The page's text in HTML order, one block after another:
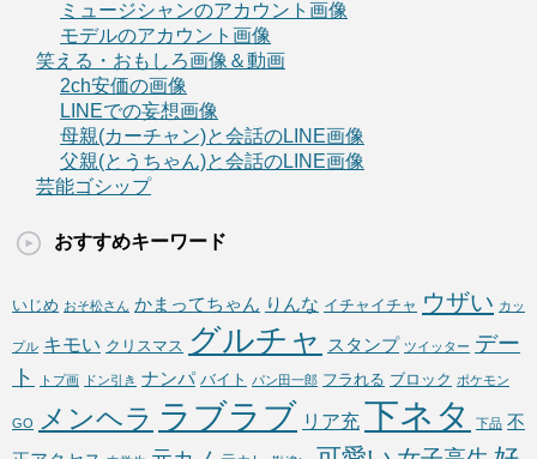
ミュージシャンのアカウント画像
モデルのアカウント画像
笑える・おもしろ画像＆動画
2ch安価の画像
LINEでの妄想画像
母親(カーチャン)と会話のLINE画像
父親(とうちゃん)と会話のLINE画像
芸能ゴシップ
おすすめキーワード
いじめ おそ松さん かまってちゃん りんな イチャイチャ ウザい カッ
プル キモい クリスマス グルチャ スタンプ ツイッター デー
ト
トプ画 ドン引き ナンパ バイト パン田一郎 フラれる ブロック ポケモン
GO メンヘラ ラブラブ リア充 下ネタ 下品 不